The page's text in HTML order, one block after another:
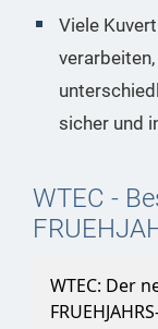
Viele
sicher und
WTEC -